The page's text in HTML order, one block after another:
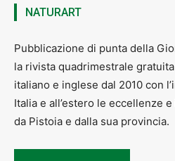
NATURART
Pubblicazione di punta della
la rivista quadrimestrale gratuita
italiano e inglese dal 2010 con
Italia e all’estero le eccellenze
da Pistoia e dalla sua provincia.